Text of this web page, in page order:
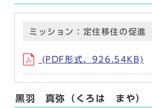
ミッション：定住移住の促進
(PDF形式、926.54KB)
黒羽 真弥（くろは まや）